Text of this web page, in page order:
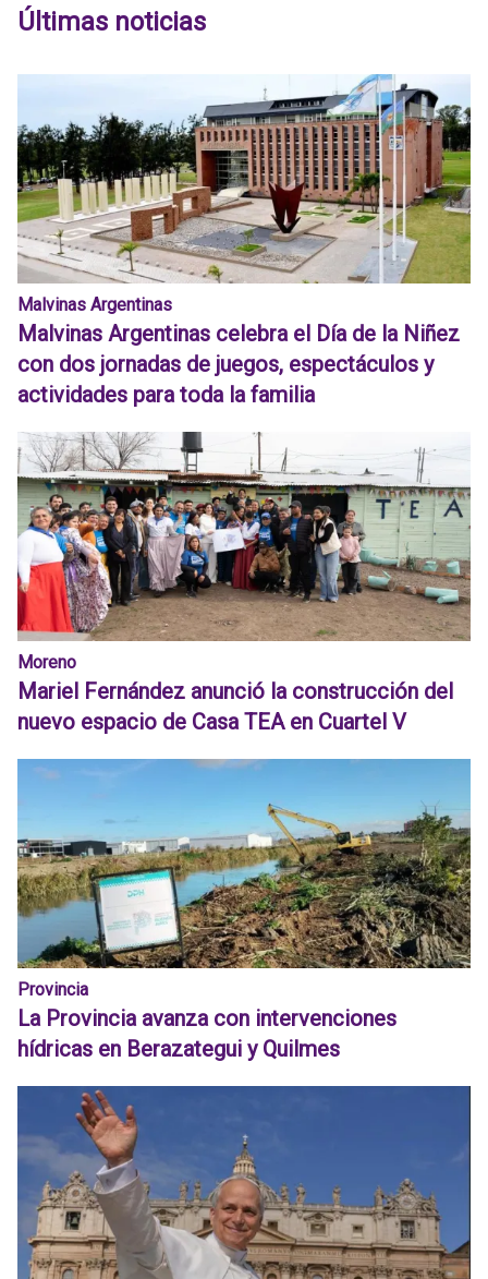
Últimas noticias
Malvinas Argentinas
Malvinas Argentinas celebra el Día de la Niñez
con dos jornadas de juegos, espectáculos y
actividades para toda la familia
Moreno
Mariel Fernández anunció la construcción del
nuevo espacio de Casa TEA en Cuartel V
Provincia
La Provincia avanza con intervenciones
hídricas en Berazategui y Quilmes